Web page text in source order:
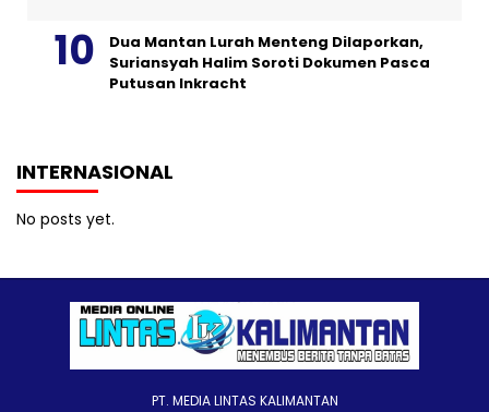
Dua Mantan Lurah Menteng Dilaporkan,
Suriansyah Halim Soroti Dokumen Pasca
Putusan Inkracht
INTERNASIONAL
No posts yet.
PT. MEDIA LINTAS KALIMANTAN